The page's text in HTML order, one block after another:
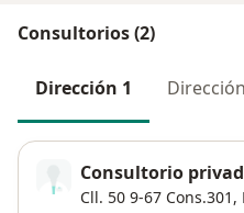
Consultorios (2)
Dirección 1
Consultorio
Cll. 50 9-67 Cons.301,